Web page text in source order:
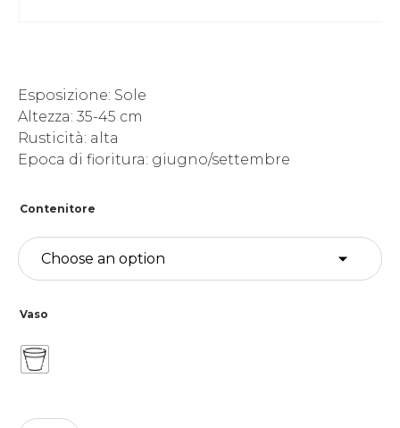
Esposizione: Sole
Altezza: 35-45 cm
Rusticità: alta
Epoca di fioritura: giugno/settembre
Contenitore
Vaso
Carex